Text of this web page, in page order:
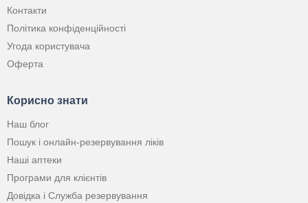
Контакти
Політика конфіденційності
Угода користувача
Оферта
Корисно знати
Наш блог
Пошук і онлайн-резервування ліків
Наші аптеки
Програми для клієнтів
Довідка і Служба резервування